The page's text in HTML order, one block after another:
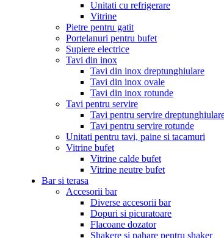
Unitati cu refrigerare
Vitrine
Pietre pentru gatit
Portelanuri pentru bufet
Supiere electrice
Tavi din inox
Tavi din inox dreptunghiulare
Tavi din inox ovale
Tavi din inox rotunde
Tavi pentru servire
Tavi pentru servire
Tavi pentru servire rotunde
Unitati pentru tavi, paine si tacamuri
Vitrine bufet
Vitrine calde bufet
Vitrine neutre bufet
Bar si terasa
Accesorii bar
Diverse accesorii bar
Dopuri si picuratoare
Flacoane dozator
Shakere si pahare pentru shaker